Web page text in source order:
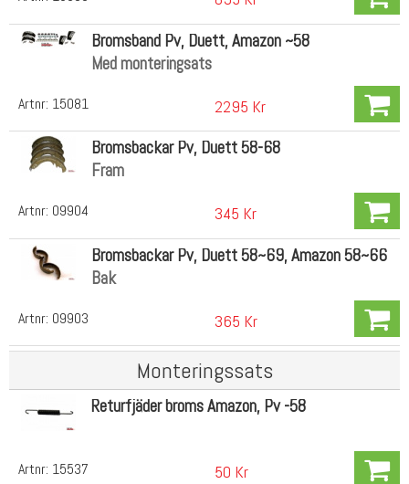
Artnr: 15081
Bromsband Pv, Duett, Amazon ~58
Med monteringsats
2295 Kr
Artnr: 09904
Bromsbackar Pv, Duett 58-68
Fram
345 Kr
Artnr: 09903
Bromsbackar Pv, Duett 58~69, Amazon 58~66
Bak
365 Kr
Monteringssats
Artnr: 15537
Returfjäder broms Amazon, Pv -58
50 Kr